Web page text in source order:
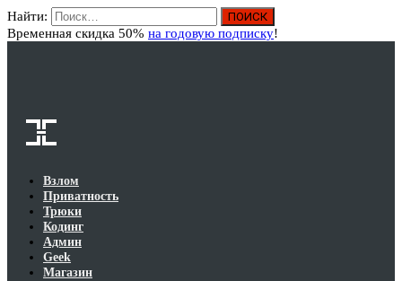
Найти:
Временная скидка 50% на годовую подписку!
Взлом
Приватность
Трюки
Кодинг
Админ
Geek
Магазин